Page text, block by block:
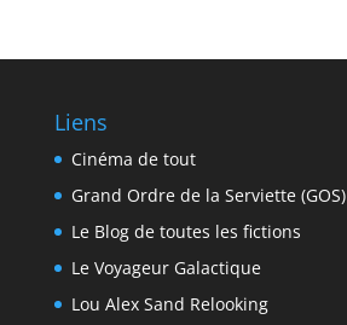
Liens
Cinéma de tout
Grand Ordre de la Serviette (GOS)
Le Blog de toutes les fictions
Le Voyageur Galactique
Lou Alex Sand Relooking